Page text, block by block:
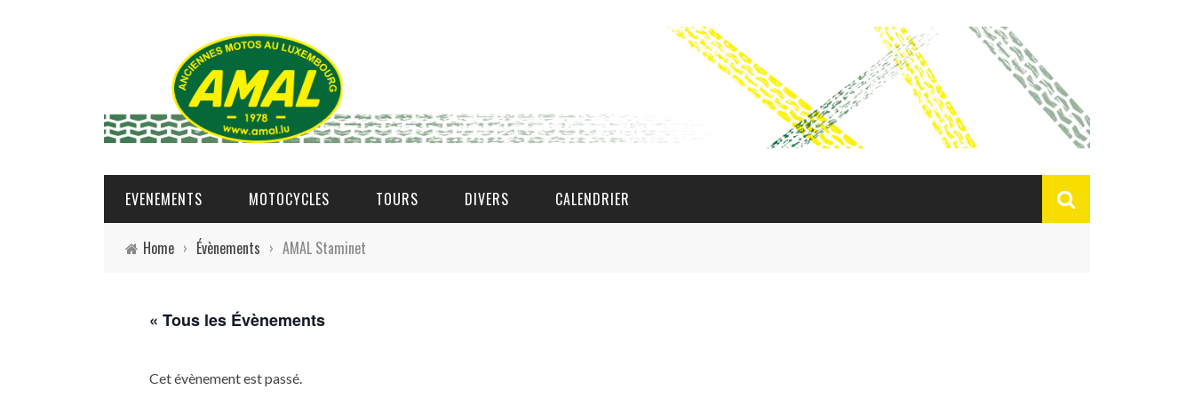
EVENEMENTS MOTOCYCLES TOURS DIVERS CALENDRIER
Home › Évènements › AMAL Staminet
« Tous les Évènements
Cet évènement est passé.